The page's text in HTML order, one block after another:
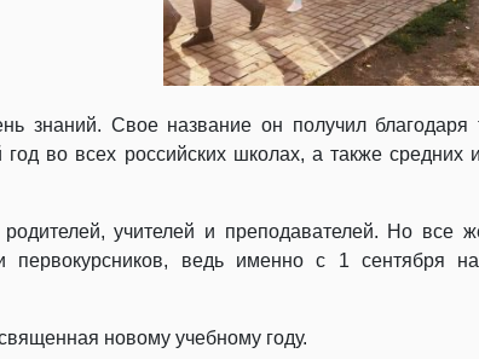
знаний. Свое название он получил благодаря
во всех российских школах, а также средних
учителей и преподавателей. Но все
ведь именно с 1 сентября
новому учебному году.